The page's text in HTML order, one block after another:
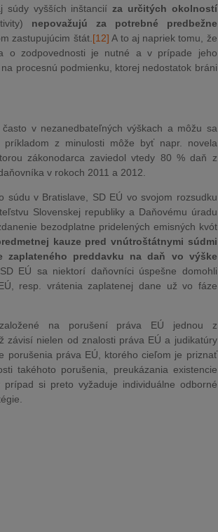
súdy vyšších inštancií za určitých okolností
nepovažujú za potrebné predbežne
zastupujúcim štát. [12] A to aj napriek tomu, že
o zodpovednosti je nutné a v prípade jeho
procesnú podmienku, ktorej nedostatok bráni
v nezanedbateľných výškach a môžu sa
z minulosti môže byť napr. novela
zákonodarca zaviedol vtedy 80 % daň z
v rokoch 2011 a 2012.
súdu v Bratislave, SD EÚ vo svojom rozsudku
Slovenskej republiky a Daňovému úradu
bezodplatne pridelených emisných kvót
kauze pred vnútroštátnymi súdmi
preddavku na daň vo výške
EÚ sa niektorí daňovníci úspešne domohli
resp. vrátenia zaplatenej dane už vo fáze
na porušení práva EÚ jednou z
závisí nielen od znalosti práva EÚ a judikatúry
porušenia práva EÚ, ktorého cieľom je priznať
takéhoto porušenia, preukázania existencie
si preto vyžaduje individuálne odborné